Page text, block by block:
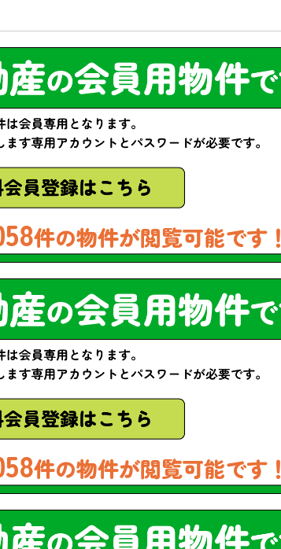
件の物件が閲覧可能です！
件の物件が閲覧可能です！